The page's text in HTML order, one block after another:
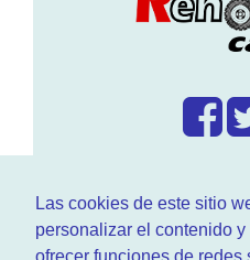
Las cookies de este sitio
personalizar el contenido
En
larenovación del